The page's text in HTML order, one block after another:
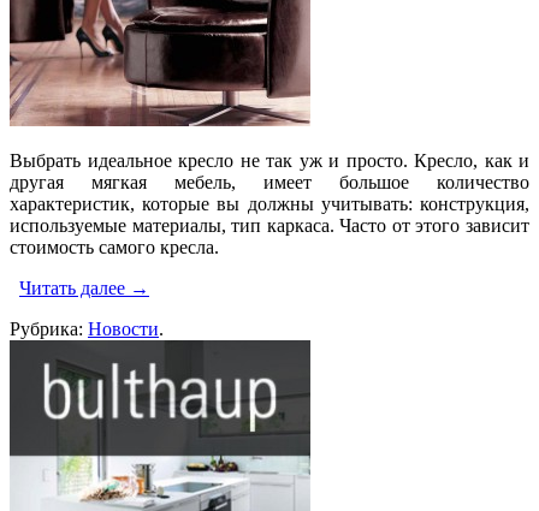
Выбрать идеальное кресло не так уж и просто. Кресло, как и
другая мягкая мебель, имеет большое количество
характеристик, которые вы должны учитывать: конструкция,
используемые материалы, тип каркаса. Часто от этого зависит
стоимость самого кресла.
Читать далее →
Рубрика: Новости.